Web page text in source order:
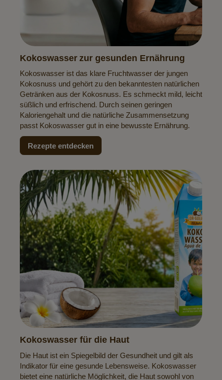
Kokoswasser zur gesunden Ernährung
Kokoswasser ist das klare Fruchtwasser der jungen
Kokosnuss und gehört zu den bekanntesten natürlichen
Getränken aus der Kokosnuss. Es schmeckt mild, leicht
süßlich und erfrischend. Durch seinen geringen
Kaloriengehalt und die natürliche Zusammensetzung
passt Kokoswasser gut in eine bewusste Ernährung.
Rezepte entdecken
Kokoswasser für die Haut
Die Haut ist ein Spiegelbild der Gesundheit und gilt als
Indikator für eine gesunde Lebensweise. Kokoswasser
bietet eine natürliche Möglichkeit, die Haut sowohl von